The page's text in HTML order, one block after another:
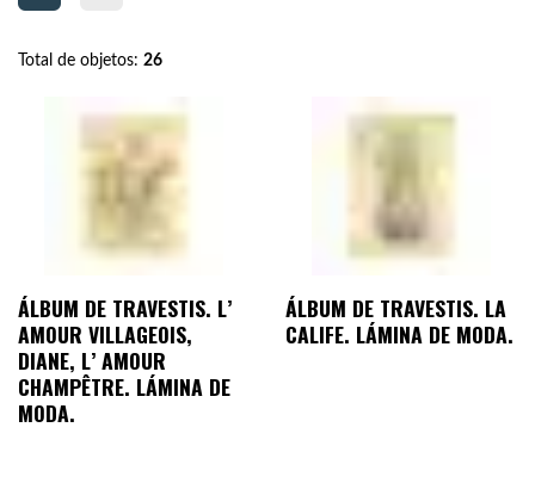
Total de objetos: 26
ÁLBUM DE TRAVESTIS. L’
AMOUR VILLAGEOIS,
DIANE, L’ AMOUR
CHAMPÊTRE. LÁMINA DE
MODA.
ÁLBUM DE TRAVESTIS. LA
CALIFE. LÁMINA DE MODA.